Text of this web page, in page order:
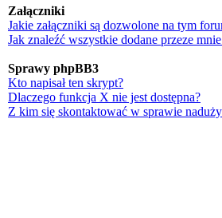
Załączniki
Jakie załączniki są dozwolone na tym
Jak znaleźć wszystkie dodane przeze
Sprawy phpBB3
Kto napisał ten skrypt?
Dlaczego funkcja X nie jest dostępna?
Z kim się skontaktować w sprawie